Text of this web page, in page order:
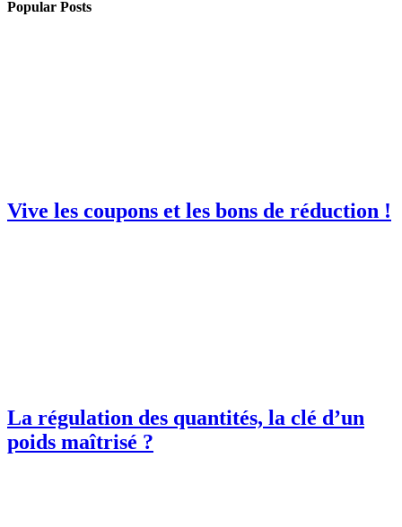
Popular Posts
Vive les coupons et les bons de réduction !
La régulation des quantités, la clé d’un
poids maîtrisé ?